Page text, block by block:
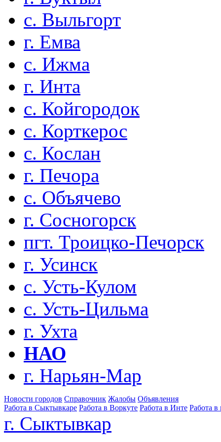
с. Выльгорт
г. Емва
с. Ижма
г. Инта
с. Койгородок
с. Корткерос
с. Кослан
г. Печора
с. Объячево
г. Сосногорск
пгт. Троицко-Печорск
г. Усинск
с. Усть-Кулом
с. Усть-Цильма
г. Ухта
НАО
г. Нарьян-Мар
Новости городов Справочник Жалобы Объявления
Работа в Сыктывкаре Работа в Воркуте Работа в Инте Работа в
г. Сыктывкар